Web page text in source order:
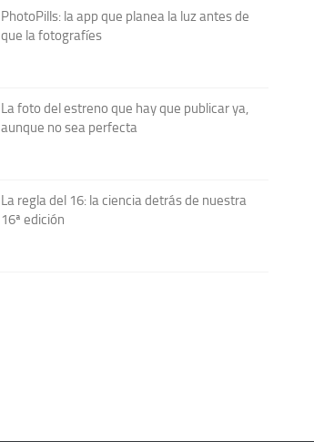
PhotoPills: la app que planea la luz antes de
que la fotografíes
La foto del estreno que hay que publicar ya,
aunque no sea perfecta
La regla del 16: la ciencia detrás de nuestra
16ª edición